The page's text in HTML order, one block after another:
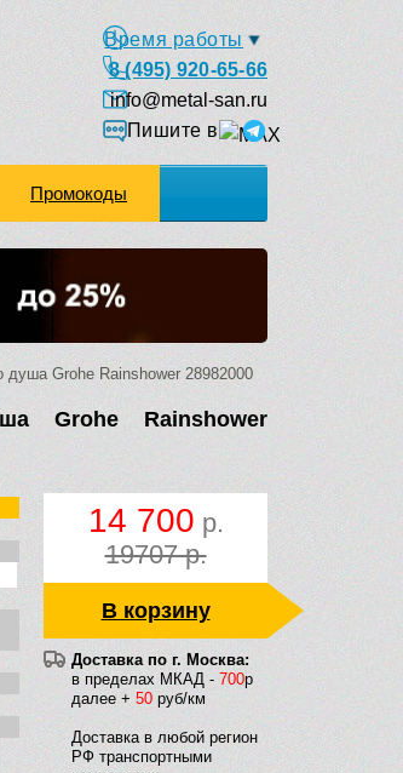
Время работы
8 (495) 920-65-66
info@metal-san.ru
Пишите в
Промокоды
Grohe Rainshower 28982000
Grohe Rainshower
14 700 р.
19707 р.
В корзину
Доставка по г. Москва:
в пределах МКАД - 700р
далее + 50 руб/км
Доставка в любой регион
РФ транспортными